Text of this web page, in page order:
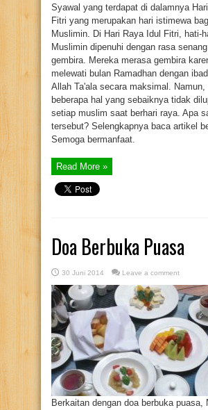
Syawal yang terdapat di dalamnya
Fitri yang merupakan hari istimewa
Muslimin. Di Hari Raya Idul Fitri, hati-
Muslimin dipenuhi dengan rasa
gembira. Mereka merasa gembira
melewati bulan Ramadhan dengan
Allah Ta'ala secara maksimal. Namun,
beberapa hal yang sebaiknya tidak
setiap muslim saat berhari raya. Apa
tersebut? Selengkapnya baca artikel
Semoga bermanfaat.
Read More »
Doa Berbuka Puasa
30 Juni 2014 Leave a comment
Berkaitan dengan doa berbuka puasa,